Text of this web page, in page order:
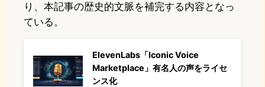
り、本記事の歴史的文脈を補完する内容となっ
ている。
ElevenLabs「Iconic Voice
Marketplace」有名人の声をライセ
ンス化